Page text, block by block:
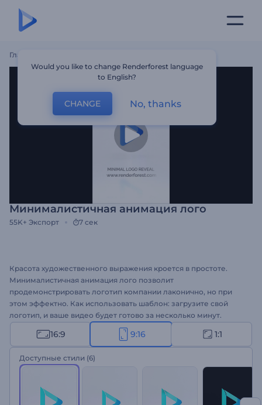
Главная
Минималистичная анимация лого
55K+ Экспорт 7 сек
Красота художественного выражения кроется в простоте.
Минималистичная анимация лого позволит
продемонстрировать логотип компании лаконично, но при
этом эффектно. Как использовать шаблон: загрузите свой
логотип, и ваше видео будет готово за несколько минут.
Шаблон отлично подходит для создания корпоративных
роликов, рекламы для ТВ, бизнес-презентаций и многого
другого. Используйте силу минимализма, чтобы создать
стильный видеоролик для своего бренда или проекта!
16:9 9:16 1:1
Доступные стили (6)
Would you like to change Renderforest language
to English?
CHANGE No, thanks